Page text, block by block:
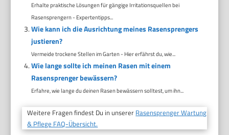
Erhalte praktische Lösungen für gängige Irritationsquellen bei
Rasensprengern - Expertentipps...
Wie kann ich die Ausrichtung meines Rasensprengers
justieren?
Vermeide trockene Stellen im Garten - Hier erfährst du, wie...
Wie lange sollte ich meinen Rasen mit einem
Rasensprenger bewässern?
Erfahre, wie lange du deinen Rasen bewässern solltest, um ihn...
Weitere Fragen findest Du in unserer Rasensprenger Wartung
& Pflege FAQ-Übersicht.